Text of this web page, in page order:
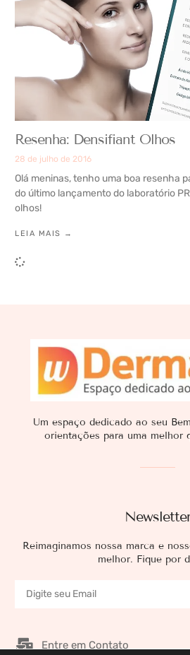
Resenha: Densifiant Olhos
28 de julho de 2016
Olá meninas, tenho uma boa resenha
do último lançamento do laboratório
olhos!
LEIA MAIS →
Reimaginamos nossa marca e
melhor. Fique por
Um espaço dedicado ao seu
orientações para uma melhor
Entre em Contato